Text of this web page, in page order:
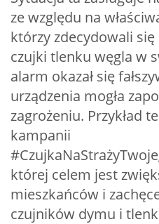
ze względu na
którzy zdecydowali
czujki tlenku węgla w
alarm okazał się
urządzenia mogła
zagrożeniu. Przykład
kampanii
której celem jest
mieszkańców i
czujników dymu i